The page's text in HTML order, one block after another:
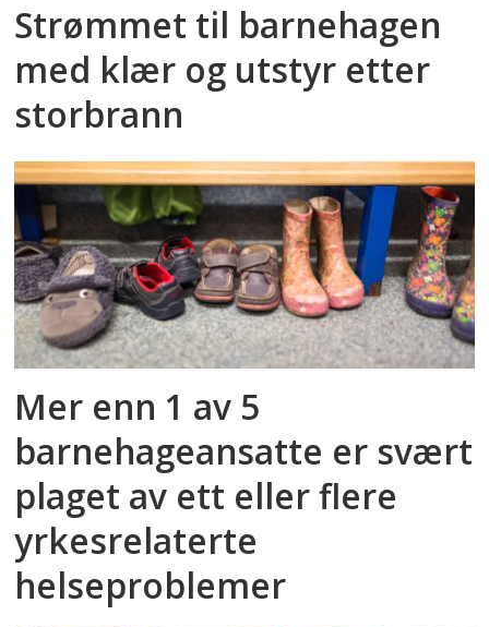
Strømmet til barnehagen
med klær og utstyr etter
storbrann
Mer enn 1 av 5
barnehageansatte er svært
plaget av ett eller flere
yrkesrelaterte
helseproblemer